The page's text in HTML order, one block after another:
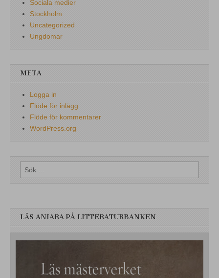
Sociala medier
Stockholm
Uncategorized
Ungdomar
META
Logga in
Flöde för inlägg
Flöde för kommentarer
WordPress.org
Sök
efter:
LÄS ANIARA PÅ LITTERATURBANKEN